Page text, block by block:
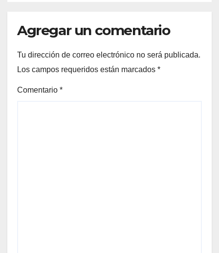
Agregar un comentario
Tu dirección de correo electrónico no será publicada.
Los campos requeridos están marcados *
Comentario *